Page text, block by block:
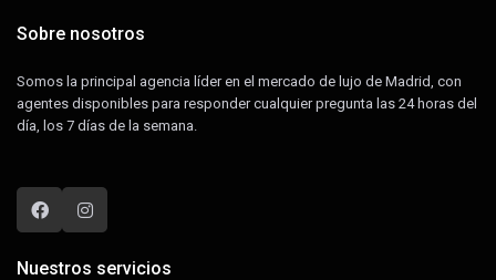
Sobre nosotros
Somos la principal agencia líder en el mercado de lujo de Madrid, con
agentes disponibles para responder cualquier pregunta las 24 horas del
día, los 7 días de la semana.
Nuestros servicios